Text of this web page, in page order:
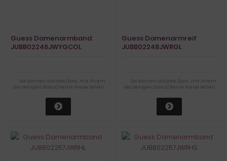
Guess Damenarmband
JUBB02246JWYGCOL
Sie können als Gast (bzw. mit Ihrem
derzeitigen Status) keine Preise sehen.
Guess Damenarmreif
JUBB02248JWRGL
Sie können als Gast (bzw. mit Ihrem
derzeitigen Status) keine Preise sehen.